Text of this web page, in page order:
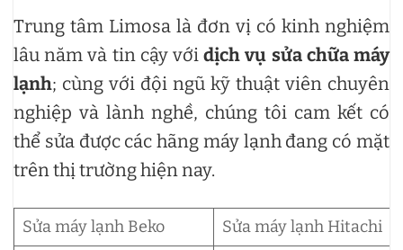
Trung tâm Limosa là đơn vị có kinh nghiệm
lâu năm và tin cậy vớidịch vụ sửa chữa máy
lạnh; cùng với đội ngũ kỹ thuật viên chuyên
nghiệp và lành nghề, chúng tôi cam kết có
thể sửa được các hãng máy lạnh đang có mặt
trên thị trường hiện nay.
Sửa máy lạnh Beko
Sửa máy lạnh Hitachi